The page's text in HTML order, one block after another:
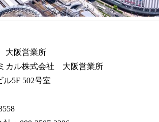
阪営業所
株式会社 大阪営業所
5F 502号室